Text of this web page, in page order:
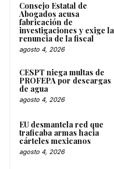
Consejo Estatal de
Abogados acusa
fabricación de
investigaciones y exige la
renuncia de la fiscal
agosto 4, 2026
CESPT niega multas de
PROFEPA por descargas
de agua
agosto 4, 2026
EU desmantela red que
traficaba armas hacia
cárteles mexicanos
agosto 4, 2026